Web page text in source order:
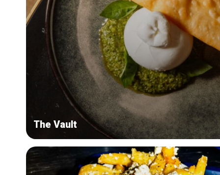
The Vault